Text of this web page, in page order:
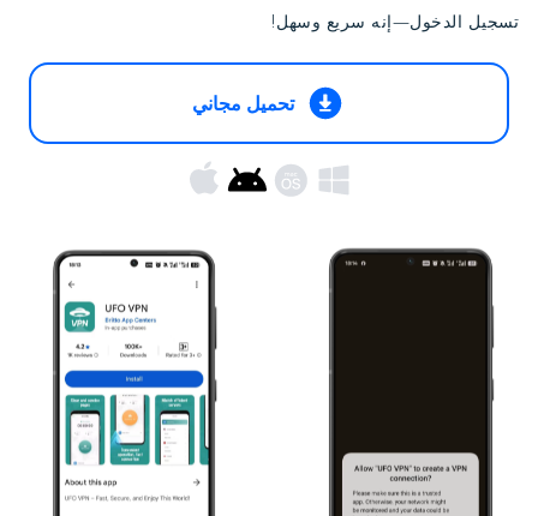
تسجيل الدخول—إنه سريع وسهل!
تحميل مجاني